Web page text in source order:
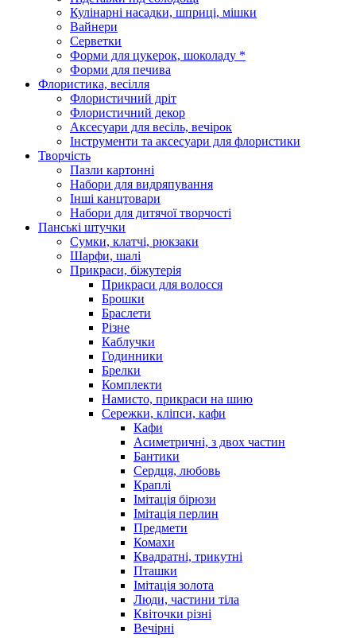
Кулінарні насадки, шприці, мішки
Вайнери
Серветки
Форми для цукерок, шоколаду *
Форми для печива
Флористика, весілля
Флористичний дріт
Флористичний декор
Аксесуари для весіль, вечірок
Інструменти та аксесуари для флористики
Творчість
Пазли картонні
Набори для видряпування
Інші канцтовари
Набори для дитячої творчості
Панські штучки
Сумки, клатчі, рюкзаки
Шарфи, шалі
Прикраси, біжутерія
Прикраси для волосся
Брошки
Браслети
Різне
Каблучки
Годинники
Брелки
Комплекти
Намисто, прикраси на шию
Сережки, кліпси, кафи
Кафи
Асиметричні, з двох частин
Бантики
Сердця, любовь
Краплі
Імітація бірюзи
Імітація перлин
Предмети
Комахи
Квадратні, трикутні
Пташки
Імітація золота
Люди, частини тіла
Квіточки різні
Вечірні